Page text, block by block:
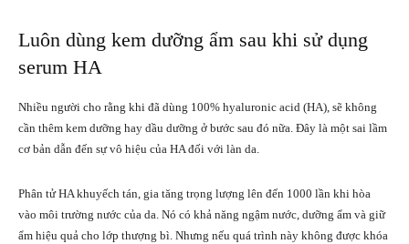
Luôn dùng kem dưỡng ẩm sau khi sử dụng
serum HA
Nhiều người cho rằng khi đã dùng 100% hyaluronic acid (HA), sẽ không
cần thêm kem dưỡng hay dầu dưỡng ở bước sau đó nữa. Đây là một sai lầm
cơ bản dẫn đến sự vô hiệu của HA đối với làn da.
Phân tử HA khuyếch tán, gia tăng trọng lượng lên đến 1000 lần khi hòa
vào môi trường nước của da. Nó có khả năng ngậm nước, dưỡng ẩm và giữ
ẩm hiệu quả cho lớp thượng bì. Nhưng nếu quá trình này không được khóa